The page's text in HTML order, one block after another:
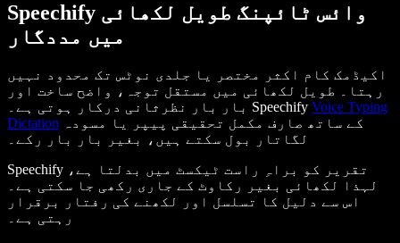
Speechify وائس ٹائپنگ طویل لکھائی
میں مددگار
اکیڈمک کام اکثر مختصر یا جلدی نوٹس تک محدود نہیں
رہتا۔ طویل لکھائی میں مستقل توجہ، واضح ساخت اور
بار بار نظرثانی درکار ہوتی ہے۔ Speechify Voice Typing
Dictation
لگاتار بول سکتے ہیں، بغیر بار بار رکے۔
Speechify تقریر کو براہِ راست ٹیکسٹ میں بدلتا ہے،
لہذا لکھائی بغیر رکاوٹ کے جاری رکھی جا سکتی ہے۔
اس سے دلیل کا تسلسل اور لکھنے کی رفتار برقرار
رہتی ہے۔